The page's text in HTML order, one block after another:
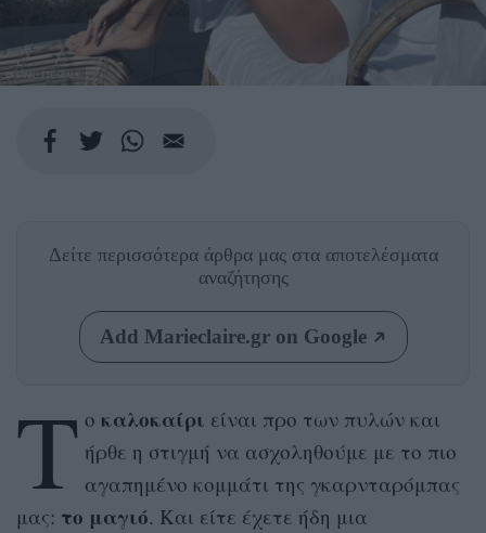
@PERNILLETEISBAEK
Δείτε περισσότερα άρθρα μας στα αποτελέσματα
αναζήτησης
Add Marieclaire.gr on Google
Τ ο καλοκαίρι είναι προ των πυλών και
ήρθε η στιγμή να ασχοληθούμε με το πιο
αγαπημένο κομμάτι της γκαρνταρόμπας
μας: το μαγιό. Και είτε έχετε ήδη μια